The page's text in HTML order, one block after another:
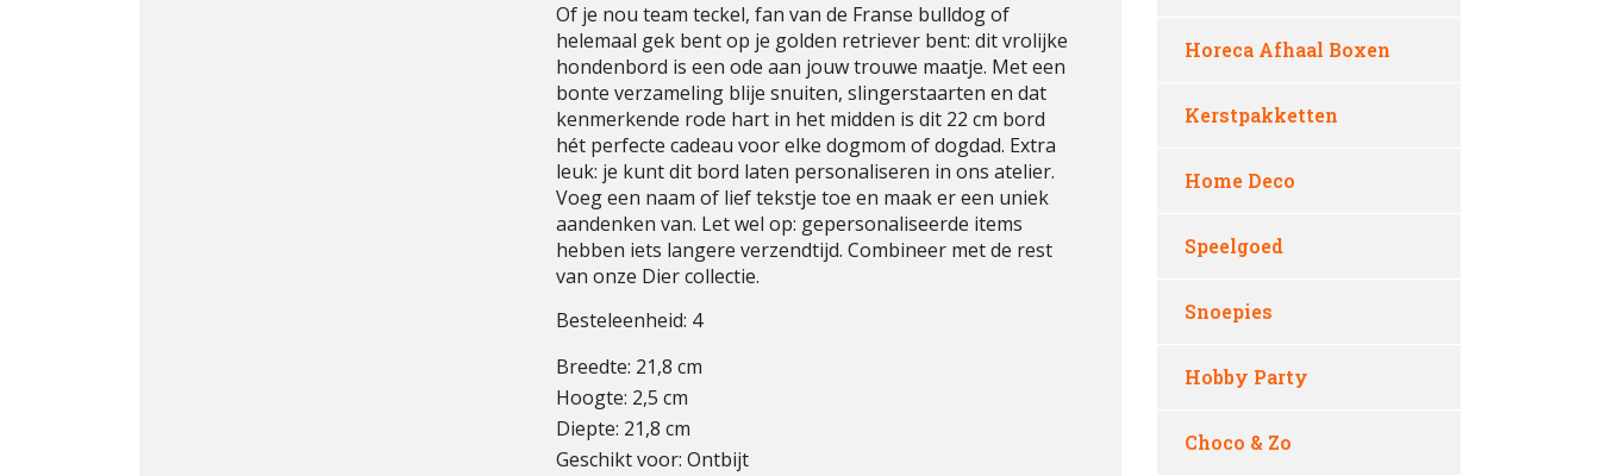
Of je nou team teckel, fan van de Franse bulldog of
helemaal gek bent op je golden retriever bent: dit vrolijke
hondenbord is een ode aan jouw trouwe maatje. Met een
bonte verzameling blije snuiten, slingerstaarten en dat
kenmerkende rode hart in het midden is dit 22 cm bord
hét perfecte cadeau voor elke dogmom of dogdad. Extra
leuk: je kunt dit bord laten personaliseren in ons atelier.
Voeg een naam of lief tekstje toe en maak er een uniek
aandenken van. Let wel op: gepersonaliseerde items
hebben iets langere verzendtijd. Combineer met de rest
van onze Dier collectie.
Besteleenheid: 4
Breedte: 21,8 cm
Hoogte: 2,5 cm
Diepte: 21,8 cm
Geschikt voor: Ontbijt
Horeca Afhaal Boxen
Kerstpakketten
Home Deco
Speelgoed
Snoepies
Hobby Party
Choco & Zo